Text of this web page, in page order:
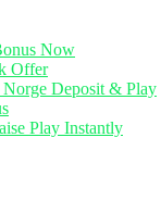
Now
Offer
Norge Deposit & Play
Play Instantly